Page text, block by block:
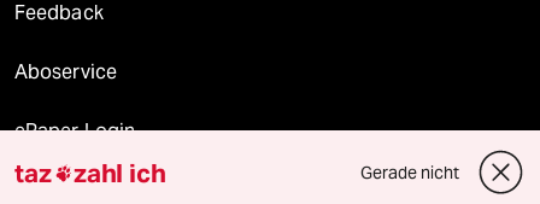
Feedback
Aboservice
ePaper Login
Downloads für Abonnierende
taz zahl ich Gerade nicht